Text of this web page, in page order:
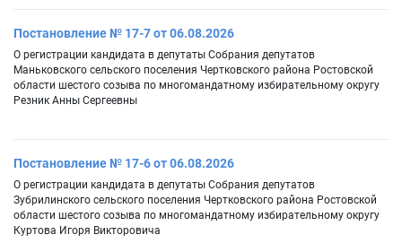
Постановление № 17-7 от 06.08.2026
О регистрации кандидата в депутаты Собрания депутатов
Маньковского сельского поселения Чертковского района Ростовской
области шестого созыва по многомандатному избирательному округу
Резник Анны Сергеевны
Постановление № 17-6 от 06.08.2026
О регистрации кандидата в депутаты Собрания депутатов
Зубрилинского сельского поселения Чертковского района Ростовской
области шестого созыва по многомандатному избирательному округу
Куртова Игоря Викторовича